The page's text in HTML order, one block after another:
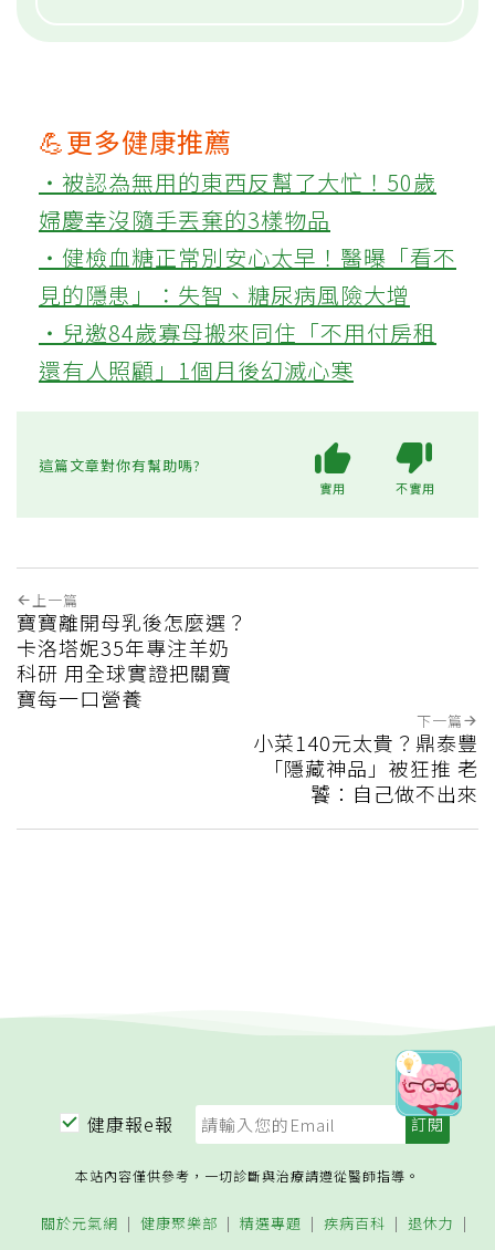
💪更多健康推薦
‧被認為無用的東西反幫了大忙！50歲
婦慶幸沒隨手丟棄的3樣物品
‧健檢血糖正常別安心太早！醫曝「看不
見的隱患」：失智、糖尿病風險大增
‧兒邀84歲寡母搬來同住「不用付房租
還有人照顧」1個月後幻滅心寒
這篇文章對你有幫助嗎?
實用 不實用
上一篇
寶寶離開母乳後怎麼選？
卡洛塔妮35年專注羊奶
科研 用全球實證把關寶
寶每一口營養
下一篇
小菜140元太貴？鼎泰豐
「隱藏神品」被狂推 老
饕：自己做不出來
健康報e報
本站內容僅供參考，一切診斷與治療請遵從醫師指導。
關於元氣網 健康聚樂部 精選專題 疾病百科 退休力